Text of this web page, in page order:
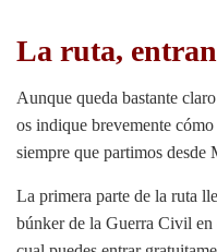
La ruta,
Aunque queda bastante
os indique brevemente
siempre que partimos desde
La primera parte de la ruta
búnker de la Guerra Civil en